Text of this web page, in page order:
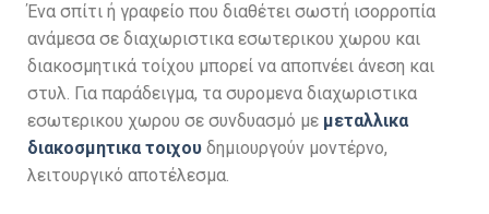
Ένα σπίτι ή γραφείο που διαθέτει σωστή ισορροπία
ανάμεσα σε διαχωριστικα εσωτερικου χωρου και
διακοσμητικά τοίχου μπορεί να αποπνέει άνεση και
στυλ. Για παράδειγμα, τα συρομενα διαχωριστικα
εσωτερικου χωρου σε συνδυασμό με μεταλλικα
διακοσμητικα τοιχου δημιουργούν μοντέρνο,
λειτουργικό αποτέλεσμα.